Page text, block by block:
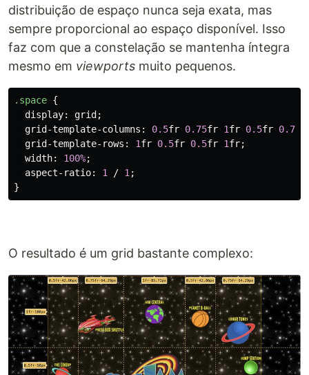
distribuição de espaço nunca seja exata, mas
sempre proporcional ao espaço disponível. Isso
faz com que a constelação se mantenha íntegra
mesmo em viewports muito pequenos.
.space {
display: grid ;
grid-template-columns : 0.5fr 0.75fr 1fr 0.5fr 0.75
grid-template-rows : 1fr 0.5fr 0.5fr 1fr;
width: 100%;
aspect-ratio: 1 / 1 ;
}
O resultado é um grid bastante complexo: